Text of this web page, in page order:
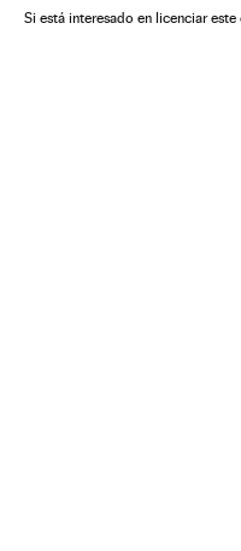
Empresas Delitos
Si está interesado en licenciar